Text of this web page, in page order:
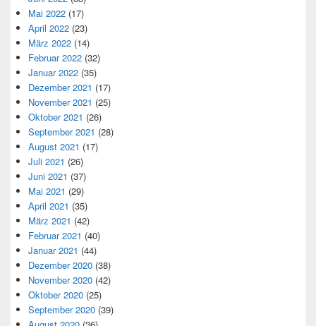
Mai 2022 (17)
April 2022 (23)
März 2022 (14)
Februar 2022 (32)
Januar 2022 (35)
Dezember 2021 (17)
November 2021 (25)
Oktober 2021 (26)
September 2021 (28)
August 2021 (17)
Juli 2021 (26)
Juni 2021 (37)
Mai 2021 (29)
April 2021 (35)
März 2021 (42)
Februar 2021 (40)
Januar 2021 (44)
Dezember 2020 (38)
November 2020 (42)
Oktober 2020 (25)
September 2020 (39)